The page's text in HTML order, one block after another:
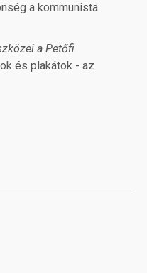
a kommunista
a Petőfi
és plakátok - az